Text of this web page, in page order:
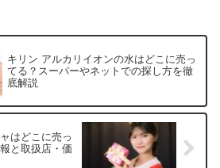
キリン アルカリイオンの水はどこに売っ
てる？スーパーやネットでの探し方を徹
底解説
はどこに売っ
と取扱店・価